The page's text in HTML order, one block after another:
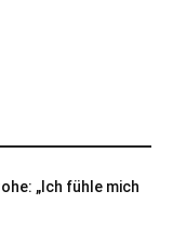
„Ich fühle mich